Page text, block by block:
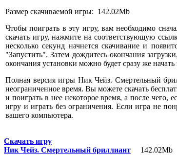
Размер скачиваемой игры: 142.02Mb
Чтобы поиграть в эту игру, вам необходимо
скачать игру, нажмите на соответствующую
несколько секунд начнется скачивание и
"Запустить". Затем дождитесь окончания
окончания установки можно будет сразу же начать
Полная версия игры Ник Чейз. Смертельный
неограниченное время. Вы можете скачать
и поиграть в нее некоторое время, а после чего,
игру и играть без ограничения. Если игра не
вашего компьютера.
Скачать игру
Ник Чейз. Смертельный бриллиант 142.02Mb